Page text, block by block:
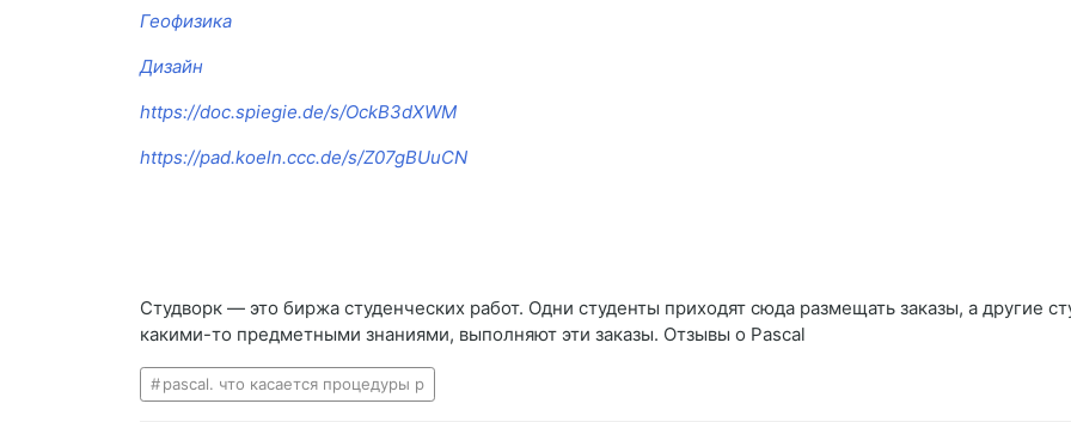
Геофизика
Дизайн
https://doc.spiegie.de/s/OckB3dXWM
https://pad.koeln.ccc.de/s/Z07gBUuCN
Студворк — это биржа студенческих работ. Одни студенты приходят сюда размещать заказы, а другие
какими-то предметными знаниями, выполняют эти заказы. Отзывы о Pascal
pascal. что касается процедуры р